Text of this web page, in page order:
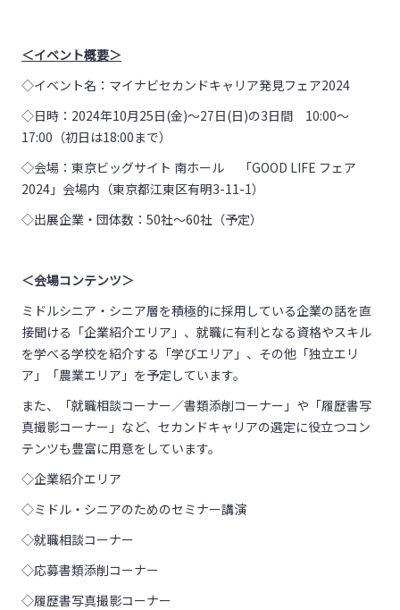
＜イベント概要＞
◇イベント名：マイナビセカンドキャリア発見フェア2024
◇日時：2024年10月25日(金)〜27日(日)の3日間 10:00～
17:00（初日は18:00まで）
◇会場：東京ビッグサイト 南ホール 「GOOD LIFE フェア
2024」会場内（東京都江東区有明3-11-1）
◇出展企業・団体数：50社～60社（予定）
＜会場コンテンツ＞
ミドルシニア・シニア層を積極的に採用している企業の話を直
接聞ける「企業紹介エリア」、就職に有利となる資格やスキル
を学べる学校を紹介する「学びエリア」、その他「独立エリ
ア」「農業エリア」を予定しています。
また、「就職相談コーナー／書類添削コーナー」や「履歴書写
真撮影コーナー」など、セカンドキャリアの選定に役立つコン
テンツも豊富に用意をしています。
◇企業紹介エリア
◇ミドル・シニアのためのセミナー講演
◇就職相談コーナー
◇応募書類添削コーナー
◇履歴書写真撮影コーナー